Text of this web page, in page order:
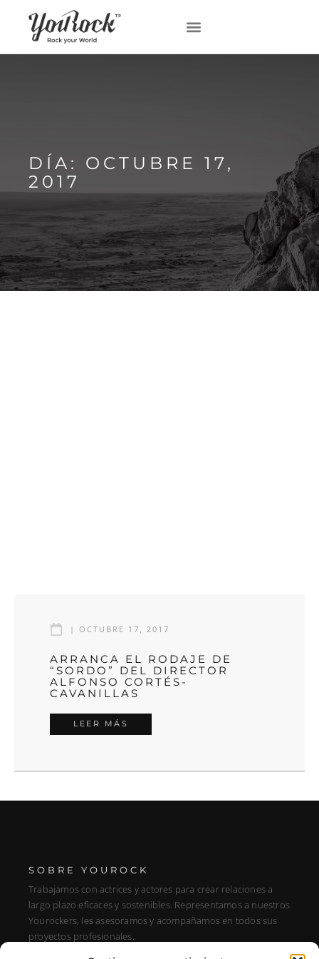
DÍA: OCTUBRE 17,
2017
| OCTUBRE 17, 2017
ARRANCA EL RODAJE DE
“SORDO” DEL DIRECTOR
ALFONSO CORTÉS-
CAVANILLAS
LEER MÁS
SOBRE YOUROCK
Trabajamos con actrices y actores para crear relaciones a
largo plazo eficaces y sostenibles. Representamos a nuestros
Yourockers, les asesoramos y acompañamos en todos sus
proyectos profesionales.